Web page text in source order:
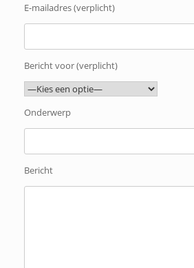
E-mailadres (verplicht)
Bericht voor (verplicht)
Onderwerp
Bericht